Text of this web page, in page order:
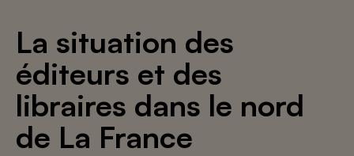
La situation des
éditeurs et des
libraires dans le nord
de La France